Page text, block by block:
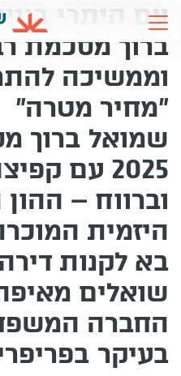
Skip
content
אודות ש.ברוך
תחומי פעילות
קשרי משקיעים
מדיה
קריירה
שירות לקוחות
גם
עם היתרי
ברוך מסכמת
וממשיכה
"מחיר מטרה"
שמואל ברוך
2025 עם
וברווח –
היזמית
בא לקנות
שואלים
החברה
בעיקר